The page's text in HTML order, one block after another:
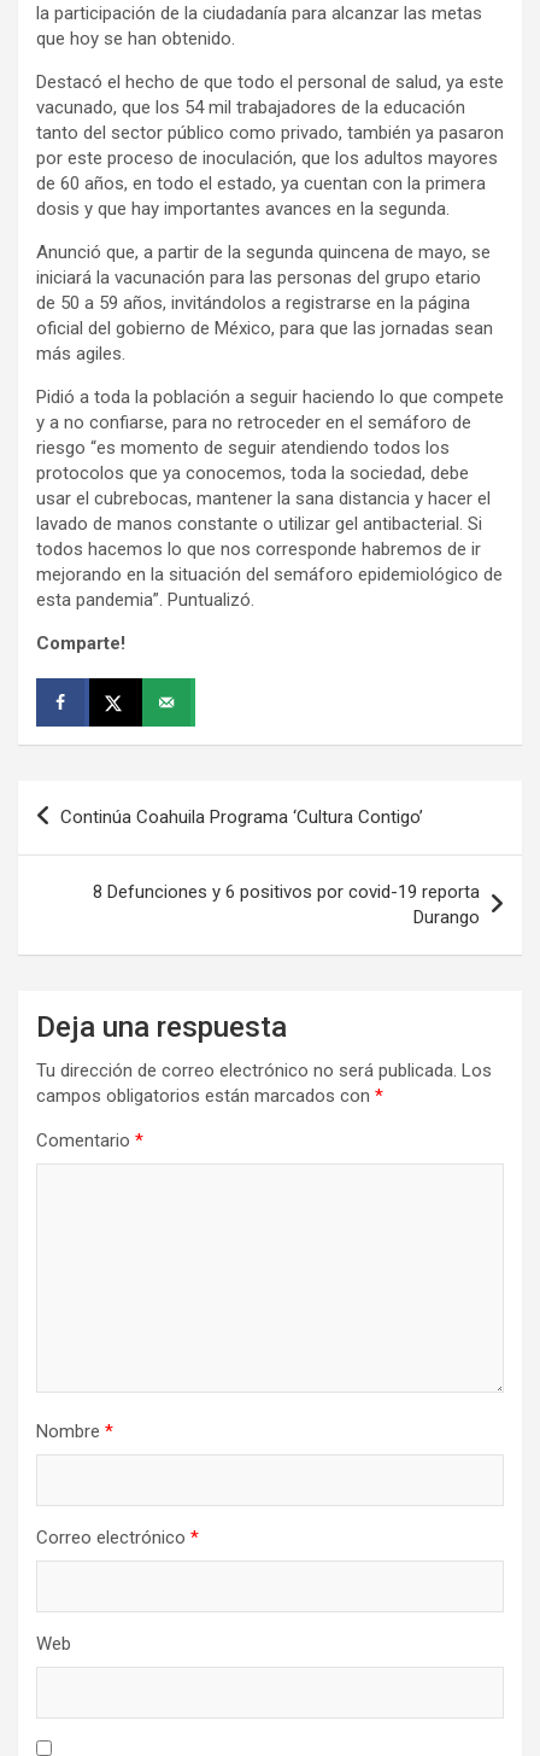
la participación de la ciudadanía para alcanzar las metas
que hoy se han obtenido.
Destacó el hecho de que todo el personal de salud, ya este
vacunado, que los 54 mil trabajadores de la educación
tanto del sector público como privado, también ya pasaron
por este proceso de inoculación, que los adultos mayores
de 60 años, en todo el estado, ya cuentan con la primera
dosis y que hay importantes avances en la segunda.
Anunció que, a partir de la segunda quincena de mayo, se
iniciará la vacunación para las personas del grupo etario
de 50 a 59 años, invitándolos a registrarse en la página
oficial del gobierno de México, para que las jornadas sean
más agiles.
Pidió a toda la población a seguir haciendo lo que compete
y a no confiarse, para no retroceder en el semáforo de
riesgo “es momento de seguir atendiendo todos los
protocolos que ya conocemos, toda la sociedad, debe
usar el cubrebocas, mantener la sana distancia y hacer el
lavado de manos constante o utilizar gel antibacterial. Si
todos hacemos lo que nos corresponde habremos de ir
mejorando en la situación del semáforo epidemiológico de
esta pandemia”. Puntualizó.
Comparte!
Navegación
Continúa Coahuila Programa ‘Cultura Contigo’
8 Defunciones y 6 positivos por covid-19 reporta
Durango
Deja una respuesta
Tu dirección de correo electrónico no será publicada. Los
campos obligatorios están marcados con *
Comentario *
Nombre *
Correo electrónico *
Web